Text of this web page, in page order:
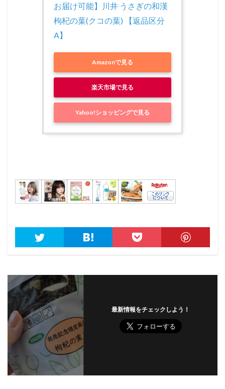
お届け可能】川井 うさぎの和漢
枸杞の葉(クコの葉) 【返品区分
A】
Amazonで見る
楽天市場で見る
Yahoo!ショッピングで見る
最新情報をチェックしよう！